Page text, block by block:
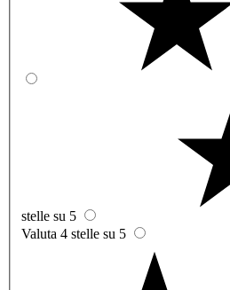
stelle su 5
Valuta 4 stelle su 5